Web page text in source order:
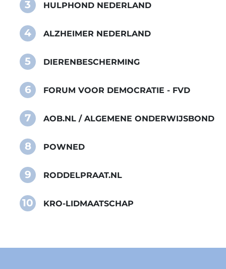
3 HULPHOND NEDERLAND
4 ALZHEIMER NEDERLAND
5 DIERENBESCHERMING
6 FORUM VOOR DEMOCRATIE - FVD
7 AOB.NL / ALGEMENE ONDERWIJSBOND
8 POWNED
9 RODDELPRAAT.NL
10 KRO-LIDMAATSCHAP